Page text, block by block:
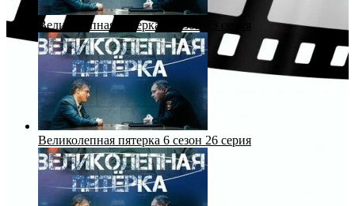
Великолепная пятерка 6 сезон 25 серия
Великолепная пятерка 6 сезон 26 серия